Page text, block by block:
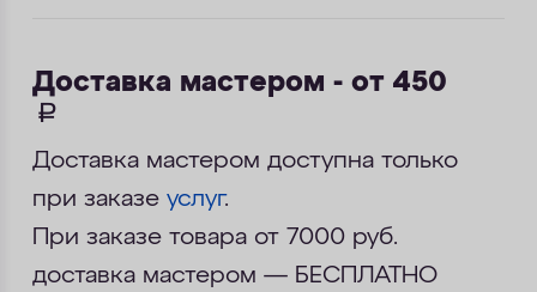
Доставка мастером - от 450
руб.
Доставка мастером доступна только
при заказе услуг.
При заказе товара от 7000 руб.
доставка мастером — БЕСПЛАТНО